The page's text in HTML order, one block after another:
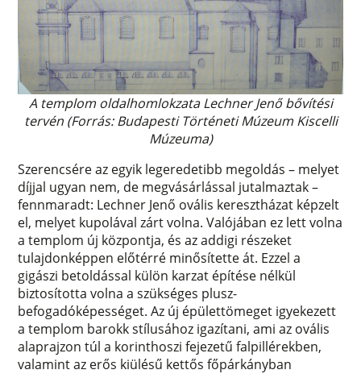
A templom oldalhomlokzata Lechner Jenő bővítési
tervén (Forrás: Budapesti Történeti Múzeum Kiscelli
Múzeuma)
Szerencsére az egyik legeredetibb megoldás – melyet
díjjal ugyan nem, de megvásárlással jutalmaztak –
fennmaradt: Lechner Jenő ovális keresztházat képzelt
el, melyet kupolával zárt volna. Valójában ez lett volna
a templom új központja, és az addigi részeket
tulajdonképpen előtérré minősítette át. Ezzel a
gigászi betoldással külön karzat építése nélkül
biztosította volna a szükséges plusz-
befogadóképességet. Az új épülettömeget igyekezett
a templom barokk stílusához igazítani, ami az ovális
alaprajzon túl a korinthoszi fejezetű falpillérekben,
valamint az erős kiülésű kettős főpárkányban